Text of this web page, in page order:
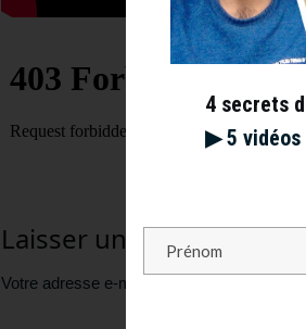
Laisser un commentaire
Votre adresse e-mail ne sera pas publiée.
4 secrets
▶︎ 5